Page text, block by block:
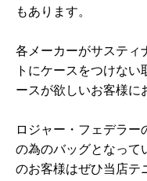
もあります。
各メーカーがサスティ
トにケースをつけな
ースが欲しいお客様に
ロジャー・フェデラ
の為のバッグとなって
のお客様はぜひ当店テ